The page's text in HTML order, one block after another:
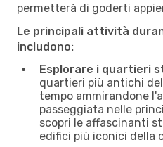
permetterà di goderti
Le principali attività
includono:
Esplorare i quartieri
quartieri più antichi
tempo ammirandone
passeggiata nelle
scopri le affascinanti
edifici più iconici della